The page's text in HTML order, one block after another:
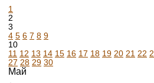
1
2
3
4 5 6 7 8 9
10
11 12 13 14 15 16 17 18 19 20 21 22
27 28 29 30
Май